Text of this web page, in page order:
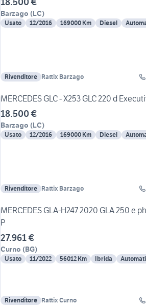
Barzago (LC)
Usato 12/2016 169000 Km Diesel
Rivenditore Rattix Barzago
MERCEDES GLC - X253 GLC 220 d
18.500 €
Barzago (LC)
Usato 12/2016 169000 Km Diesel
Rivenditore Rattix Barzago
MERCEDES GLA-H247 2020 GLA 250 e
P
27.961 €
Curno (BG)
Usato 11/2022 56012 Km Ibrida
Rivenditore Rattix Curno